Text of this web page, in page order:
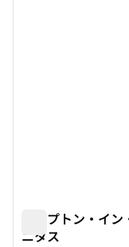
ハンプトン・イ
ニタス